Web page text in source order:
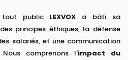
tout public LEXVOX a bâti sa
principes éthiques, la défense
salariés, et une communication
comprenons l'impact du